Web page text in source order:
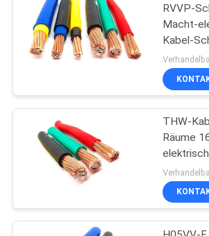
Bloßer Leiter
RVVP-
Macht-
Kabel-
THW-
Räume
Lehre